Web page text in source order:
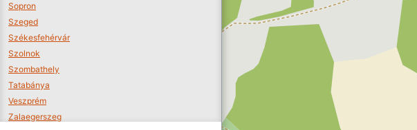
Sopron
Szeged
Székesfehérvár
Szolnok
Szombathely
Tatabánya
Veszprém
Zalaegerszeg